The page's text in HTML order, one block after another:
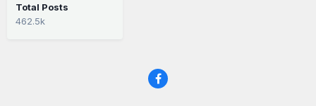
Total Posts
462.5k